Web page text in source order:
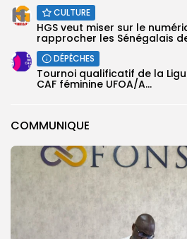
COMMUNIQUE
CULTURE
HGS veut miser sur le
rapprocher les Sénégalais
DÉPÊCHES
‎Tournoi qualificatif de la
CAF féminine UFOA/A...